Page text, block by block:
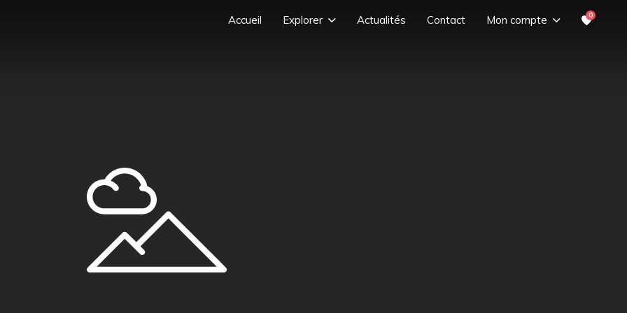
Accueil Explorer Actualités Contact Mon compte 0